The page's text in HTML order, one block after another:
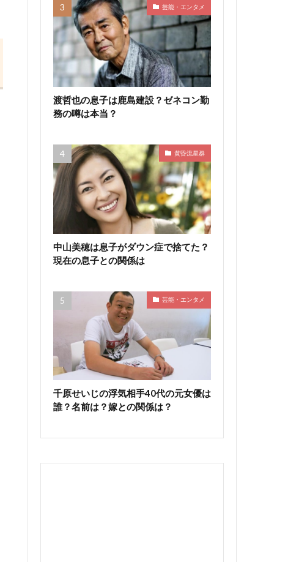
芸能・エンタメ
渡哲也の息子は鹿島建設？ゼネコン勤
務の噂は本当？
黄昏流星群
中山美穂は息子がダウン症で捨てた？
現在の息子との関係は
芸能・エンタメ
千原せいじの浮気相手40代の元女優は
誰？名前は？嫁との関係は？